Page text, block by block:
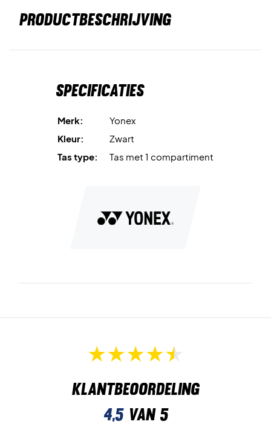
PRODUCTBESCHRIJVING
Specificaties
Merk:
Yonex
Kleur:
Zwart
Tas type:
Tas met 1 compartiment
Klantbeoordeling
4,5van 5